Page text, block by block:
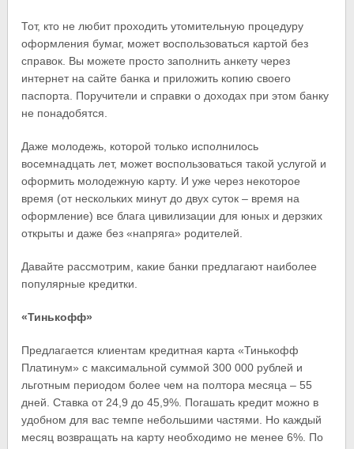
Тот, кто не любит проходить утомительную процедуру
оформления бумаг, может воспользоваться картой без
справок. Вы можете просто заполнить анкету через
интернет на сайте банка и приложить копию своего
паспорта. Поручители и справки о доходах при этом банку
не понадобятся.
Даже молодежь, которой только исполнилось
восемнадцать лет, может воспользоваться такой услугой и
оформить молодежную карту. И уже через некоторое
время (от нескольких минут до двух суток – время на
оформление) все блага цивилизации для юных и дерзких
открыты и даже без «напряга» родителей.
Давайте рассмотрим, какие банки предлагают наиболее
популярные кредитки.
«Тинькофф»
Предлагается клиентам кредитная карта «Тинькофф
Платинум» с максимальной суммой 300 000 рублей и
льготным периодом более чем на полтора месяца – 55
дней. Ставка от 24,9 до 45,9%. Погашать кредит можно в
удобном для вас темпе небольшими частями. Но каждый
месяц возвращать на карту необходимо не менее 6%. По